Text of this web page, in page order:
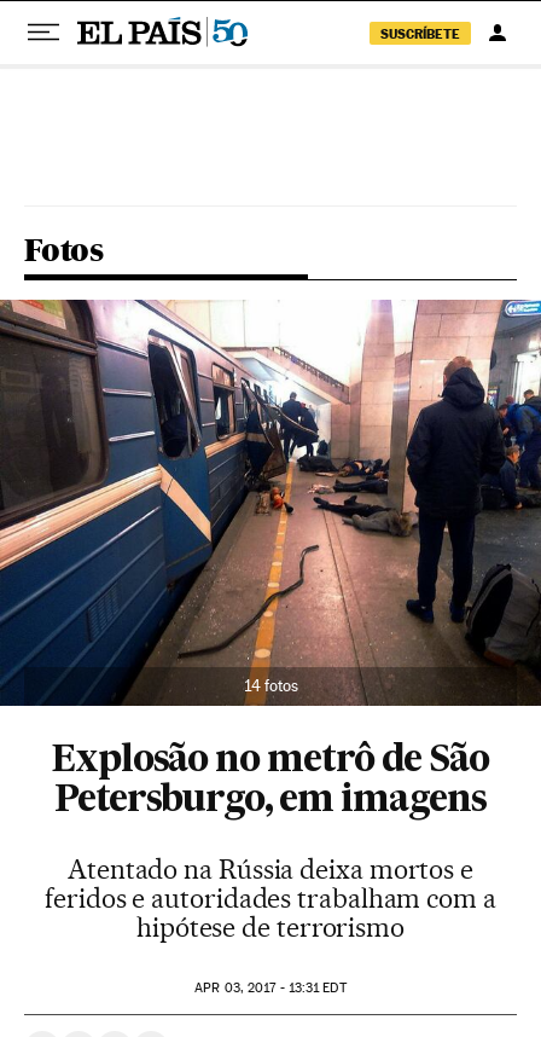
SUSCRÍBETE
Fotos
14 fotos
Explosão no metrô de São
Petersburgo, em imagens
Atentado na Rússia deixa mortos e
feridos e autoridades trabalham com a
hipótese de terrorismo
APR 03, 2017 - 13:31EDT